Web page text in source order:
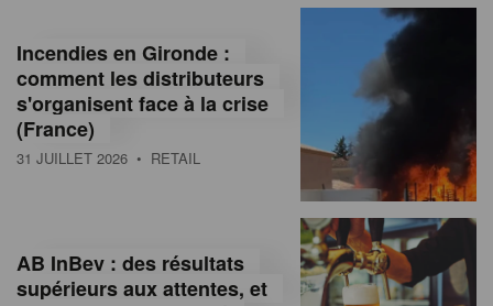
n
e
n
Incendies en Gironde :
comment les distributeurs
s'organisent face à la crise
(France)
31 JUILLET 2026 • RETAIL
AB InBev : des résultats
supérieurs aux attentes, et